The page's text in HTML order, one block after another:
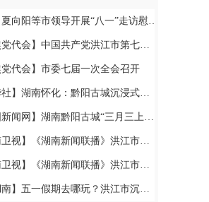
向阳等市领导开展“八一”走访慰问活动
会】中国共产党洪江市第七次代表大会胜利闭幕
党代会】市委七届一次全会召开
】湖南怀化：黔阳古城沉浸式玩法热度攀升
网】湖南黔阳古城“三月三上巳节”演绎千年文化盛宴
】《湖南新闻联播》洪江市：相约三月三 体验地道民俗
】《湖南新闻联播》洪江市：相约三月三 体验地道民俗
假期去哪玩？洪江市沉浸式西游、趣味农耕、青春汇演……5天不重样